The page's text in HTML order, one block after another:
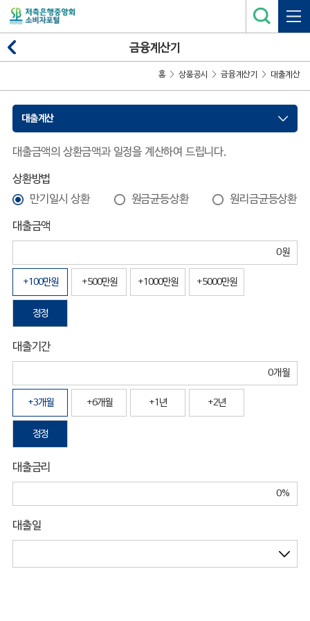
금융계산기
홈 상품공시 금융계산기 대출계산
대출계산
대출금액의 상환금액과 일정을 계산하여 드립니다.
상환방법
만기일시 상환
원금균등상환 원리금균등상환
대출금액
+100만원 +500만원 +1000만원 +5000만원
정정
대출기간
+3개월 +6개월 +1년 +2년
정정
대출금리
대출일